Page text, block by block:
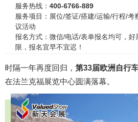
服务热线：400-6766-889
服务项目：展位/签证/搭建/运输/行程/考
议活动
报名方式：微信/电话/表单报名均可，好
限，报名宜早不宜迟！
时隔一年再度回归， 第33届欧洲自行
在法兰克福展览中心圆满落幕。